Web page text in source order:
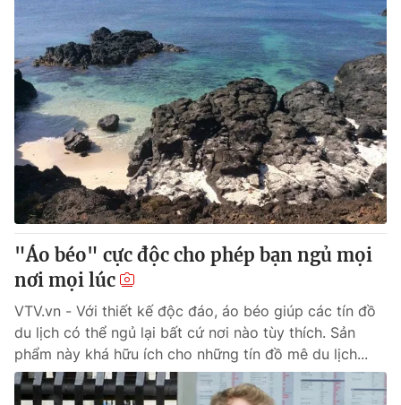
"Áo béo" cực độc cho phép bạn ngủ mọi
nơi mọi lúc
VTV.vn - Với thiết kế độc đáo, áo béo giúp các tín đồ
du lịch có thể ngủ lại bất cứ nơi nào tùy thích. Sản
phẩm này khá hữu ích cho những tín đồ mê du lịch...